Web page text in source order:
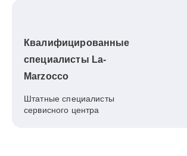
Квалифицированные
специалисты La-
Marzocco
Штатные специалисты
сервисного центра